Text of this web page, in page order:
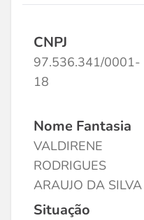
CNPJ
97.536.341/0001-
18
Nome Fantasia
VALDIRENE
RODRIGUES
ARAUJO DA SILVA
Situação